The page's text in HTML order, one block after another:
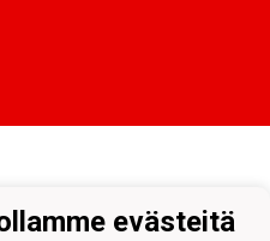
evästeitä